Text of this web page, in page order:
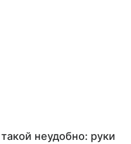
неудобно: руки